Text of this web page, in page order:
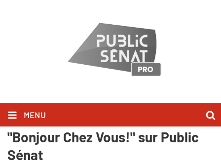
MENU
Stanislas Guerini l'a dit dans
"Bonjour Chez Vous!" sur Public
Sénat